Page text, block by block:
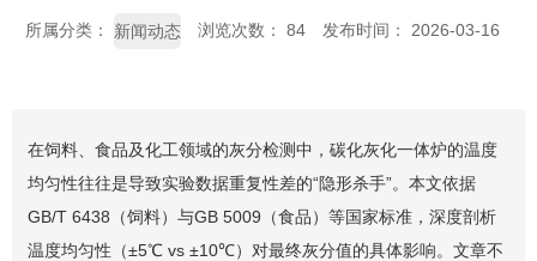
所属分类： 新闻动态 浏览次数： 84 发布时间： 2026-03-16
在饲料、食品及化工领域的灰分检测中，碳化灰化一体炉的温度
均匀性往往是导致实验数据重复性差的“隐形杀手”。本文依据
GB/T 6438（饲料）与GB 5009（食品）等国家标准，深度剖析
温度均匀性（±5℃ vs ±10℃）对最终灰分值的具体影响。文章不